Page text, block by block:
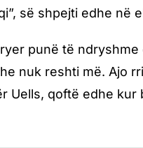
së shpejti edhe në
punë të
nuk reshti më. Ajo
Uells, qoftë edhe kur